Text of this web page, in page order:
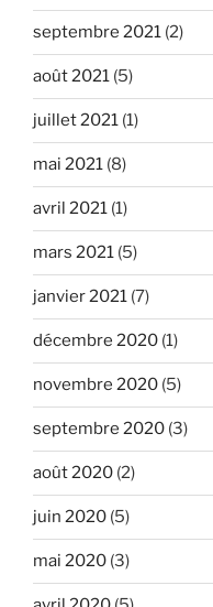
septembre 2021 (2)
août 2021 (5)
juillet 2021 (1)
mai 2021 (8)
avril 2021 (1)
mars 2021 (5)
janvier 2021 (7)
décembre 2020 (1)
novembre 2020 (5)
septembre 2020 (3)
août 2020 (2)
juin 2020 (5)
mai 2020 (3)